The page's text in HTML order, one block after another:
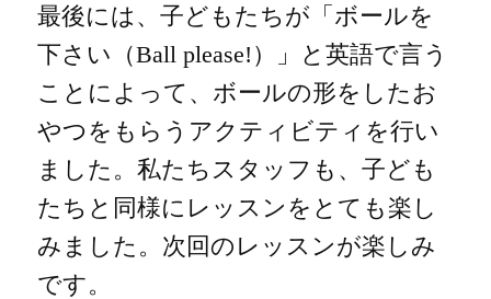
最後には、子どもたちが「ボールを
下さい（Ball please! ）」と英語で言う
ことによって、ボールの形をしたお
やつをもらうアクティビティを行い
ました。私たちスタッフも、子ども
たちと同様にレッスンをとても楽し
みました。次回のレッスンが楽しみ
です。